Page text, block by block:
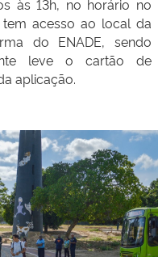
às 13h, no horário no
tem acesso ao local da
do ENADE, sendo
leve o cartão de
aplicação.